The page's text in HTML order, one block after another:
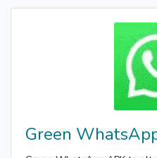
Green